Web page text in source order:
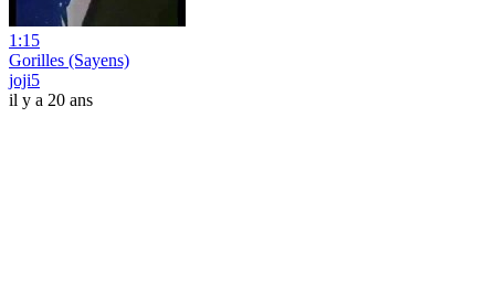
1:15
Gorilles (Sayens)
joji5
il y a 20 ans